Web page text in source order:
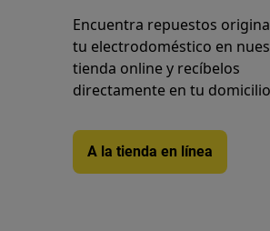
Encuentra repuestos
tu electrodoméstico en
tienda online y recíbelos
directamente en tu
A la tienda en línea